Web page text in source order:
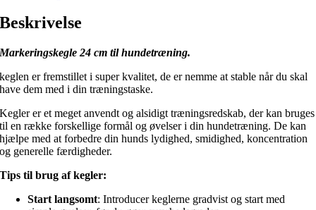
Beskrivelse
Markeringskegle 24 cm til hundetræning.
keglen er fremstillet i super kvalitet, de er nemme at stable når du skal
have dem med i din træningstaske.
Kegler er et meget anvendt og alsidigt træningsredskab, der kan bruges
til en række forskellige formål og øvelser i din hundetræning. De kan
hjælpe med at forbedre din hunds lydighed, smidighed, koncentration
og generelle færdigheder.
Tips til brug af kegler:
Start langsomt: Introducer keglerne gradvist og start med